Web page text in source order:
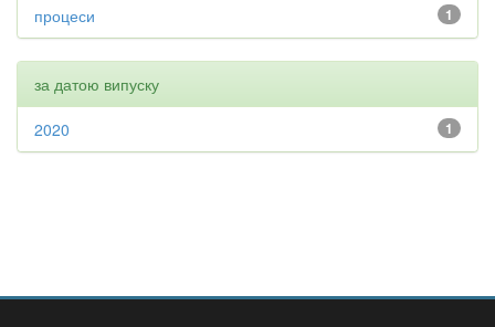
1
процеси
за датою випуску
1
2020